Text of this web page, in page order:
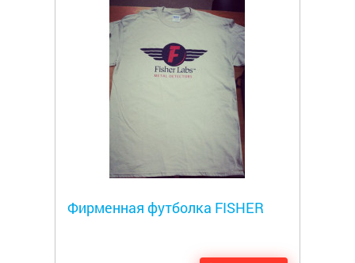
Фирменная футболка FISHER